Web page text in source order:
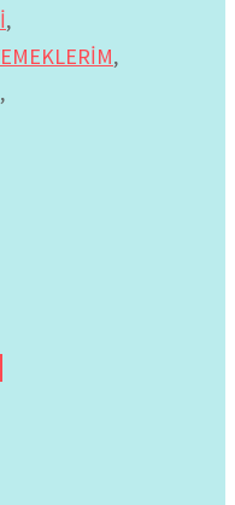
,
,
,